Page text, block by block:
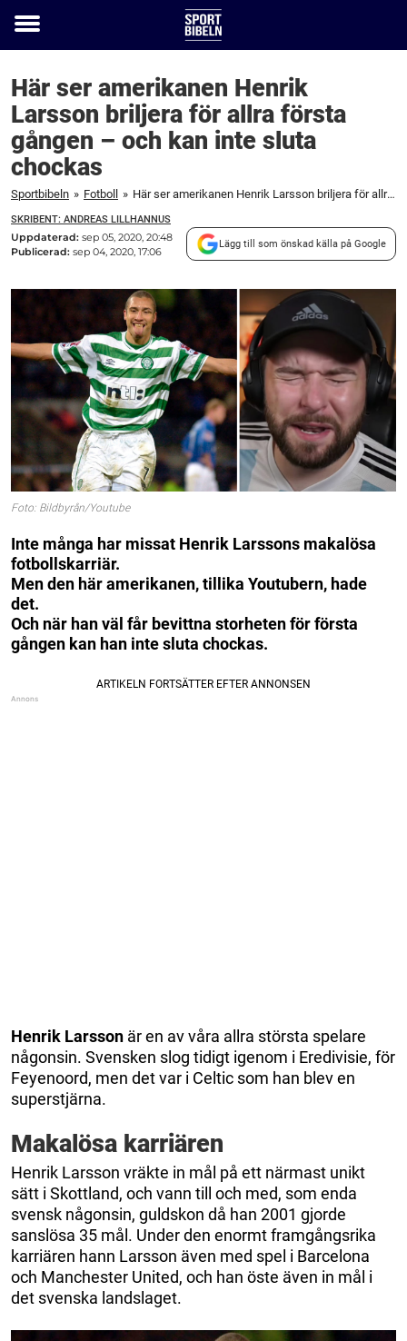
Toggle
Här ser amerikanen Henrik
Larsson briljera för allra första
gången – och kan inte sluta
chockas
Sportbibeln » Fotboll » Här ser amerikanen Henrik Larsson briljera för allra första gången – och kan inte sluta chockas
SKRIBENT: ANDREAS LILLHANNUS
Uppdaterad: sep 05, 2020, 20:48
Publicerad: sep 04, 2020, 17:06
Lägg till som önskad källa på Google
Foto: Bildbyrån/Youtube
Inte många har missat Henrik Larssons makalösa
fotbollskarriär.
Men den här amerikanen, tillika Youtubern, hade
det.
Och när han väl får bevittna storheten för första
gången kan han inte sluta chockas.
Henrik Larsson är en av våra allra största spelare
någonsin. Svensken slog tidigt igenom i Eredivisie, för
Feyenoord, men det var i Celtic som han blev en
superstjärna.
Makalösa karriären
Henrik Larsson vräkte in mål på ett närmast unikt
sätt i Skottland, och vann till och med, som enda
svensk någonsin, guldskon då han 2001 gjorde
sanslösa 35 mål. Under den enormt framgångsrika
karriären hann Larsson även med spel i Barcelona
och Manchester United, och han öste även in mål i
det svenska landslaget.